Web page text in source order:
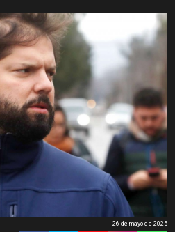
26 de mayo de 2025